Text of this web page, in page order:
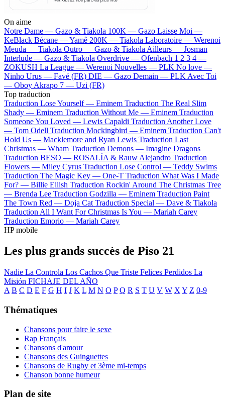
On aime
Notre Dame — Gazo & Tiakola 100K — Gazo Laisse Moi —
KeBlack Bécane —Yamê 200K — Tiakola Laboratoire — Werenoi
Meuda — Tiakola Outro — Gazo & Tiakola Ailleurs — Josman
Interlude — Gazo & Tiakola Overdrive — Ofenbach 1 2 3 4 —
ZOKUSH La League — Werenoi Nouvelles — PLK No love —
Ninho Urus — Favé (FR) DIE — Gazo Demain — PLK Avec Toi
— Oboy Akrapo 7 — Uzi (FR)
Top traduction
Traduction Lose Yourself — Eminem Traduction The Real Slim
Shady — Eminem Traduction Without Me — Eminem Traduction
Someone You Loved — Lewis Capaldi Traduction Another Love
— Tom Odell Traduction Mockingbird — Eminem Traduction Can't
Hold Us — Macklemore and Ryan Lewis Traduction Last
Christmas — Wham Traduction Demons — Imagine Dragons
Traduction BESO — ROSALÍA & Rauw Alejandro Traduction
Flowers — Miley Cyrus Traduction Lose Control — Teddy Swims
Traduction The Magic Key — One-T Traduction What Was I Made
For? — Billie Eilish Traduction Rockin' Around The Christmas Tree
— Brenda Lee Traduction Godzilla — Eminem Traduction Paint
The Town Red — Doja Cat Traduction Special — Dave & Tiakola
Traduction All I Want For Christmas Is You — Mariah Carey
Traduction Emorio — Mariah Carey
HP mobile
Les plus grands succès de Piso 21
Nadie La Controla Los Cachos Que Triste Felices Perdidos La
Misión FICHAJE DEL AÑO
A B C D E F G H I J K L M N O P Q R S T U V W X Y Z 0-9
Thématiques
Chansons pour faire le sexe
Rap Français
Chansons d'amour
Chansons des Guinguettes
Chansons de Rugby et 3ème mi-temps
Chanson bonne humeur
Plan de site